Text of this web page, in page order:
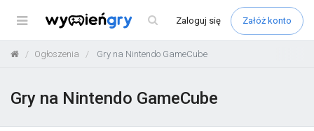
Menu Zaloguj się Załóż konto
Ogłoszenia Gry na Nintendo GameCube
Gry na Nintendo GameCube